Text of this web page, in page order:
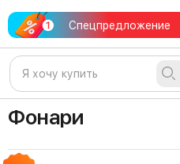
Спецпредложение
Фонари